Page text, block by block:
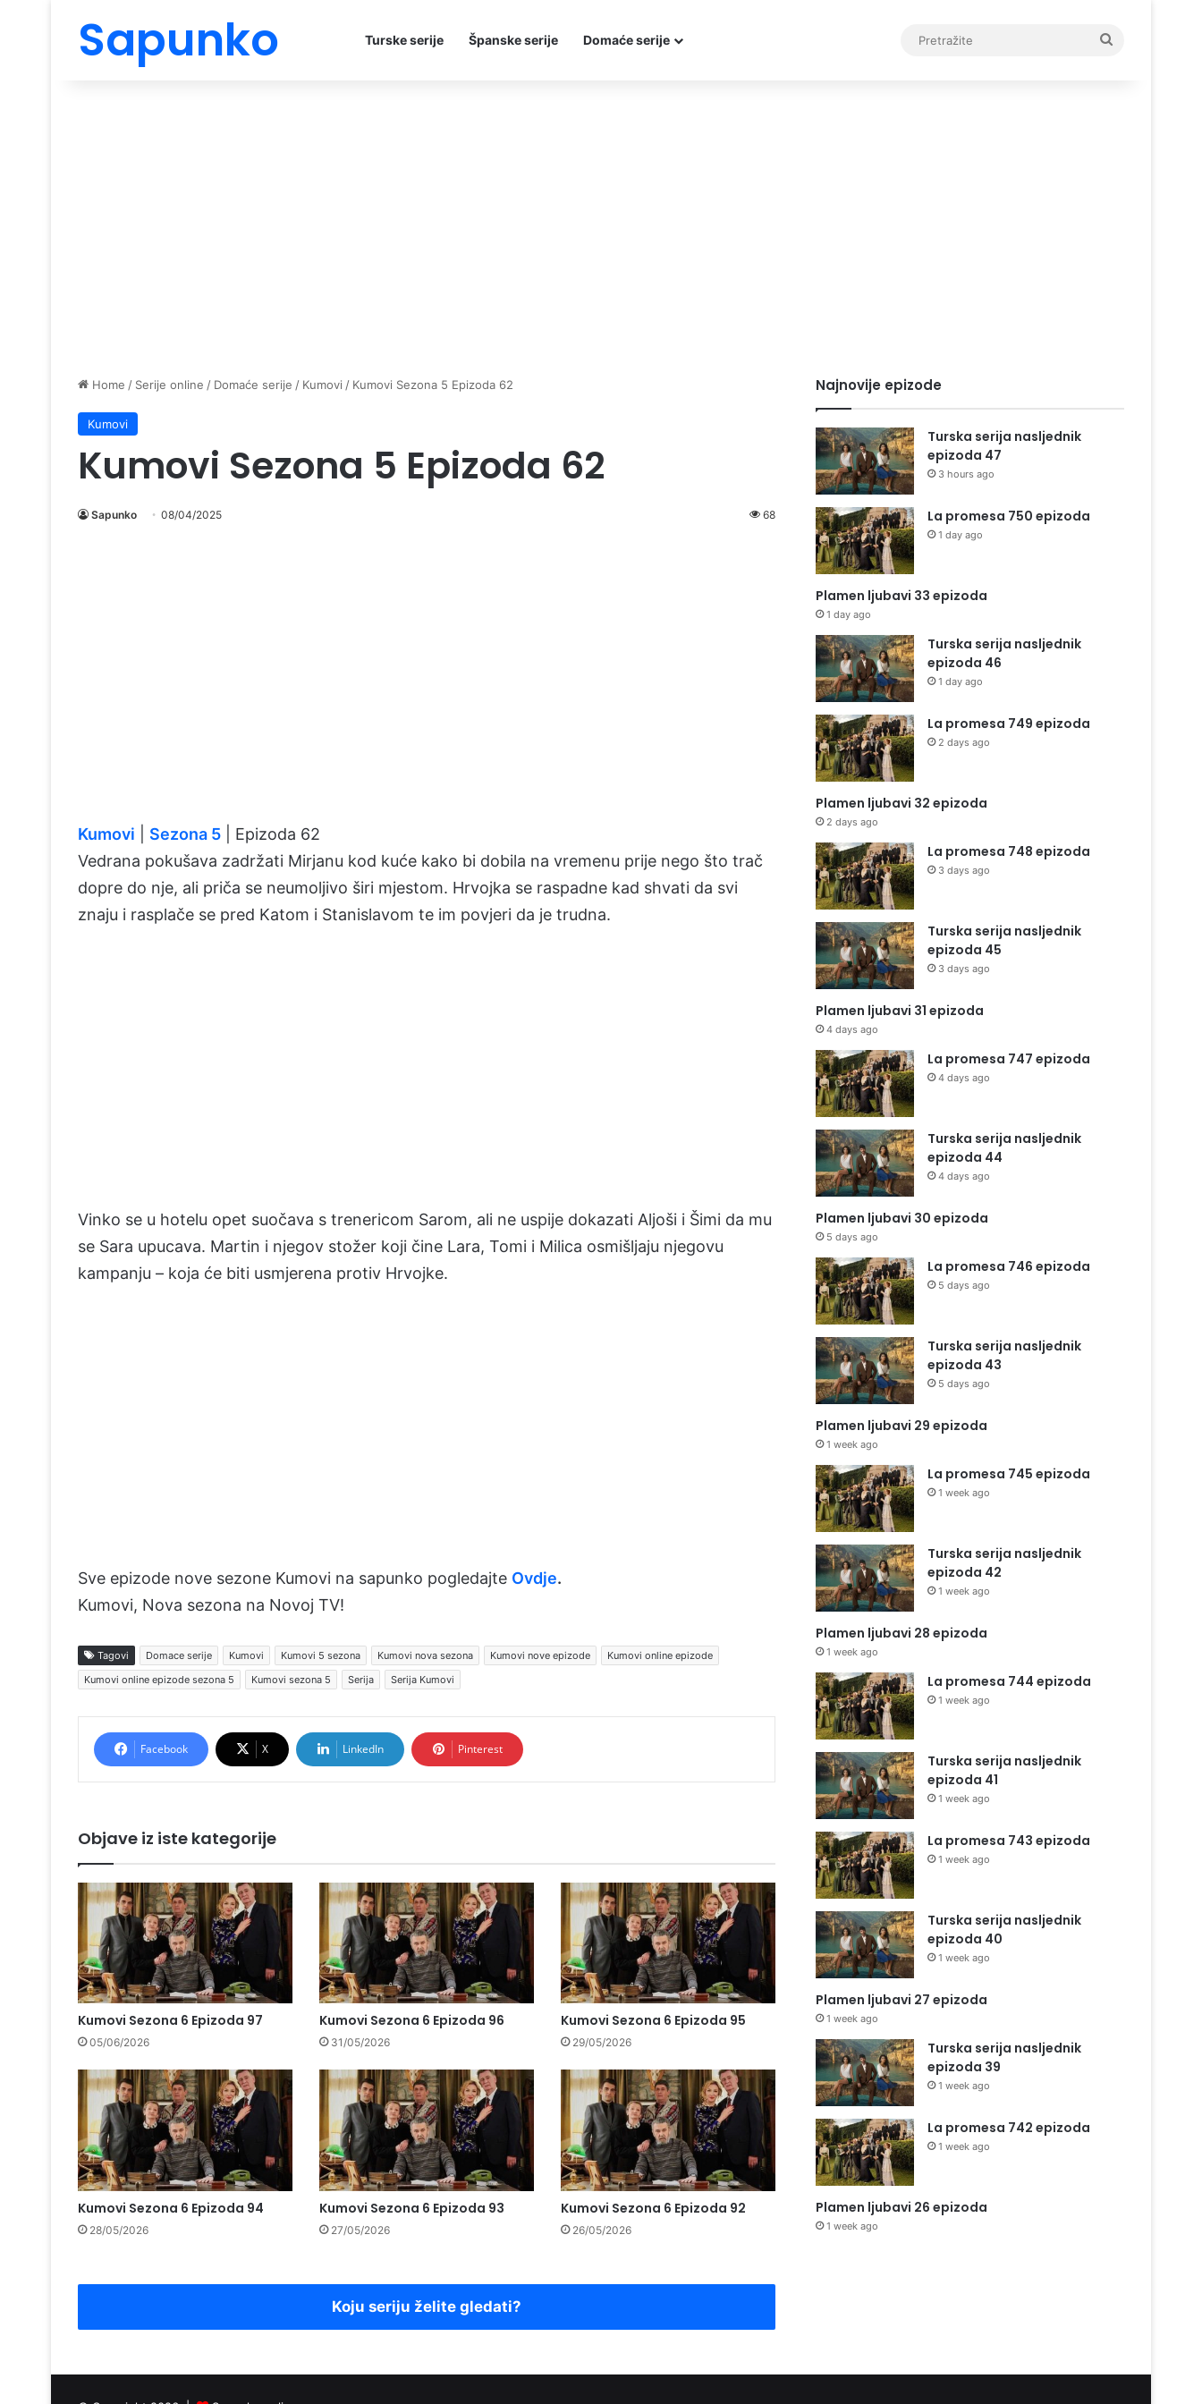
Sapunko Turske serije Španske serije Domaće serije
Home / Serije online / Domaće serije / Kumovi / Kumovi Sezona 5 Epizoda 62
Kumovi
Kumovi Sezona 5 Epizoda 62
Sapunko 08/04/2025 68
Kumovi Sezona 5 | Epizoda 62
Vedrana pokušava zadržati Mirjanu kod kuće kako bi dobila na vremenu prije nego što trač
dopre do nje, ali priča se neumoljivo širi mjestom. Hrvojka se raspadne kad shvati da svi
znaju i rasplače se pred Katom i Stanislavom te im povjeri da je trudna.
Vinko se u hotelu opet suočava s trenericom Sarom, ali ne uspije dokazati Aljoši i Šimi da mu
se Sara upucava. Martin i njegov stožer koji čine Lara, Tomi i Milica osmišljaju njegovu
kampanju – koja će biti usmjerena protiv Hrvojke.
Sve epizode nove sezone Kumovi na sapunko pogledajte Ovdje.
Kumovi, Nova sezona na Novoj TV!
Tagovi Domace serije Kumovi Kumovi 5 sezona Kumovi nova sezona Kumovi nove epizode
Kumovi online epizode
Kumovi online epizode sezona 5
Kumovi sezona 5 Serija Serija Kumovi
Facebook X LinkedIn Pinterest
Objave iz iste kategorije
Kumovi Sezona 6 Epizoda 97
05/06/2026
Kumovi Sezona 6 Epizoda 96
31/05/2026
Kumovi Sezona 6 Epizoda 95
29/05/2026
Kumovi Sezona 6 Epizoda 94
28/05/2026
Kumovi Sezona 6 Epizoda 93
27/05/2026
Kumovi Sezona 6 Epizoda 92
26/05/2026
Koju seriju želite gledati?
Najnovije epizode
Turska serija nasljednik
epizoda 47
3 hours ago
La promesa 750 epizoda
1 day ago
Plamen ljubavi 33 epizoda
1 day ago
Turska serija nasljednik
epizoda 46
1 day ago
La promesa 749 epizoda
2 days ago
Plamen ljubavi 32 epizoda
2 days ago
La promesa 748 epizoda
3 days ago
Turska serija nasljednik
epizoda 45
3 days ago
Plamen ljubavi 31 epizoda
4 days ago
La promesa 747 epizoda
4 days ago
Turska serija nasljednik
epizoda 44
4 days ago
Plamen ljubavi 30 epizoda
5 days ago
La promesa 746 epizoda
5 days ago
Turska serija nasljednik
epizoda 43
5 days ago
Plamen ljubavi 29 epizoda
1 week ago
La promesa 745 epizoda
1 week ago
Turska serija nasljednik
epizoda 42
1 week ago
Plamen ljubavi 28 epizoda
1 week ago
La promesa 744 epizoda
1 week ago
Turska serija nasljednik
epizoda 41
1 week ago
La promesa 743 epizoda
1 week ago
Turska serija nasljednik
epizoda 40
1 week ago
Plamen ljubavi 27 epizoda
1 week ago
Turska serija nasljednik
epizoda 39
1 week ago
La promesa 742 epizoda
1 week ago
Plamen ljubavi 26 epizoda
1 week ago